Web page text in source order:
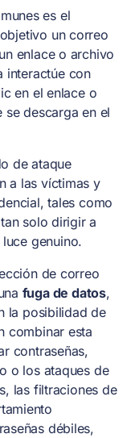
es el
un correo
enlace o archivo
interactúe con
en el enlace o
descarga en el
de ataque
a las víctimas y
tales como
solo dirigir a
genuino.
de correo
fuga de datos,
la posibilidad de
combinar esta
contraseñas,
o los ataques de
las filtraciones de
débiles,